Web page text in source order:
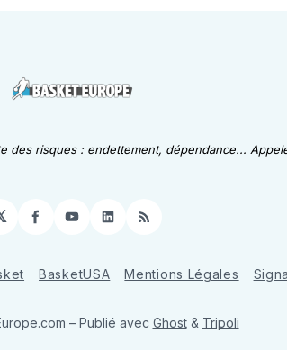
risques : endettement, dépendance...
Facebook
YouTube
LinkedIn
RSS
BasketUSA Mentions Légales
– Publié avec Ghost& Tripoli